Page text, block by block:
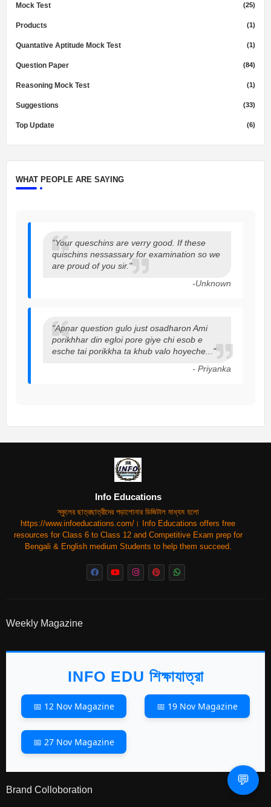
💬
Mock Test (25)
Products (1)
Quantative Aptitude Mock Test (1)
Question Paper (84)
Reasoning Mock Test (1)
Suggestions (33)
Top Update (6)
WHAT PEOPLE ARE SAYING
"Your queschins are verry good. If these
quischins nessassary for examination so we
are proud of you sir."
-Unknown
"Apnar question gulo just osadharon Ami
porikhhar din egloi pore giye chi esob e
esche tai porikkha ta khub valo hoyeche..."
- Priyanka
Info Educations
স্কুলের ছাত্রছাত্রীদের পড়াশোনার ডিজিটাল মাধ্যম হলো
https://www.infoeducations.com/। Info Educations offers free
resources for Class 6 to Class 12 and Competitive Exam prep for
Bengali & English medium Students to help them succeed.
Weekly Magazine
INFO EDU শিক্ষাযাত্রা
📅 12 Nov Magazine 📅 19 Nov Magazine
📅 27 Nov Magazine
Brand Colloboration